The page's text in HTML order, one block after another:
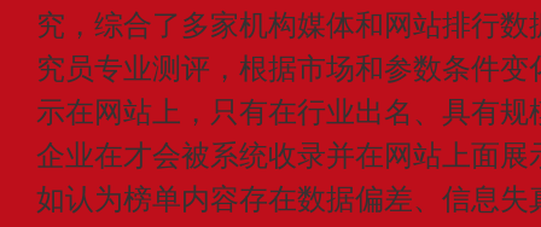
究，综合了多家机构媒体和网站排行
究员专业测评，根据市场和参数条件
示在网站上，只有在行业出名、具有
企业在才会被系统收录并在网站上面
如认为榜单内容存在数据偏差、信息